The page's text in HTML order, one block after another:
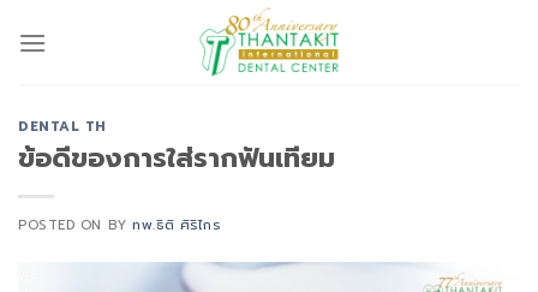
DENTAL TH
ข้อดีของการใส่รากฟันเทียม
POSTED ON BYทพ.ธิติ ศิริไกร